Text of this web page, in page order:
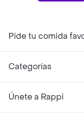
Pide tu comida
Categorías
Únete a Rappi